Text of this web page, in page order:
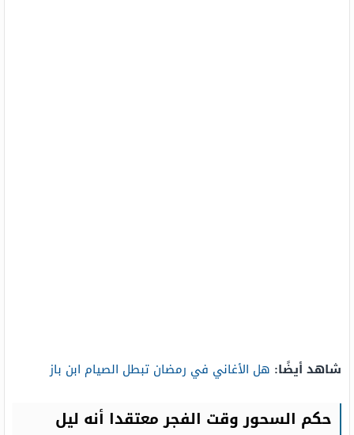
شاهد أيضًا: هل الأغاني في رمضان تبطل الصيام ابن باز
حكم السحور وقت الفجر معتقدا أنه ليل